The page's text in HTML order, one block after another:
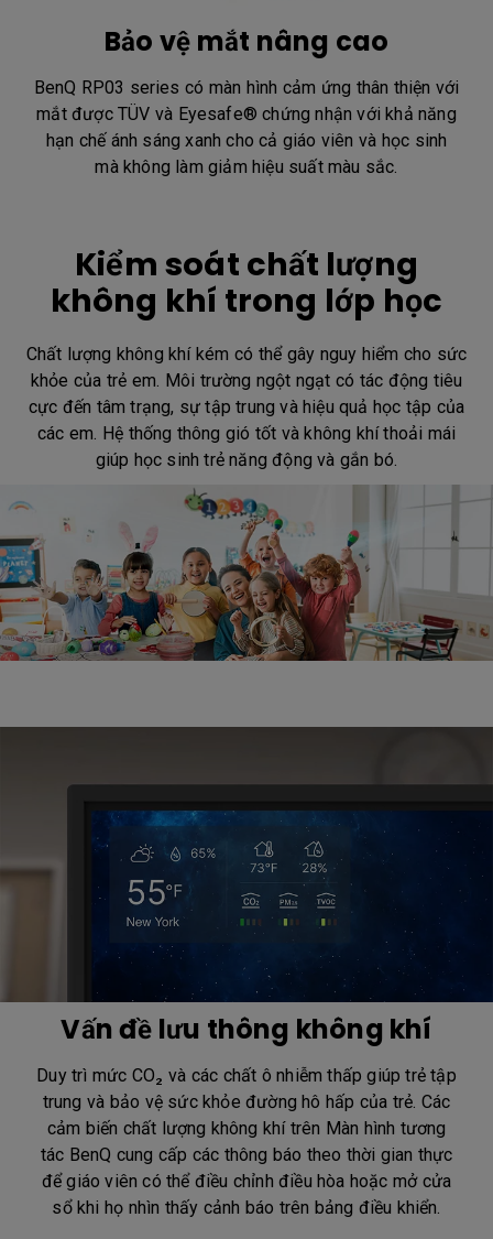
Bảo vệ mắt nâng cao
BenQ RP03 series có màn hình cảm ứng thân thiện với
mắt được TÜV và Eyesafe® chứng nhận với khả năng
hạn chế ánh sáng xanh cho cả giáo viên và học sinh
mà không làm giảm hiệu suất màu sắc.
Kiểm soát chất lượng
không khí trong lớp học
Chất lượng không khí kém có thể gây nguy hiểm cho sức
khỏe của trẻ em. Môi trường ngột ngạt có tác động tiêu
cực đến tâm trạng, sự tập trung và hiệu quả học tập của
các em. Hệ thống thông gió tốt và không khí thoải mái
giúp học sinh trẻ năng động và gắn bó.
Vấn đề lưu thông không khí
Duy trì mức CO₂ và các chất ô nhiễm thấp giúp trẻ tập
trung và bảo vệ sức khỏe đường hô hấp của trẻ. Các
cảm biến chất lượng không khí trên Màn hình tương
tác BenQ cung cấp các thông báo theo thời gian thực
để giáo viên có thể điều chỉnh điều hòa hoặc mở cửa
sổ khi họ nhìn thấy cảnh báo trên bảng điều khiển.